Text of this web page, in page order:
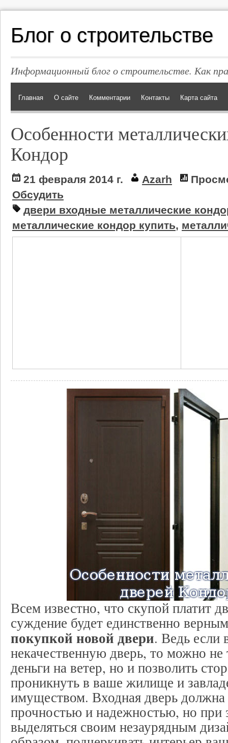
Блог о строительстве
Информационный блог о строительстве. Как
Главная О сайте Комментарии Контакты Карта сайта
Особенности
Кондор
21 февраля 2014 г. Azarh
Обсудить
двери входные металлические
металлические кондор купить,
Всем известно, что скупой платит
суждение будет единственно
покупкой новой двери. Ведь если
некачественную дверь, то можно не
деньги на ветер, но и позволить
проникнуть в ваше жилище и
имуществом. Входная дверь должна
прочностью и надежностью, но при
выделяться своим незаурядным